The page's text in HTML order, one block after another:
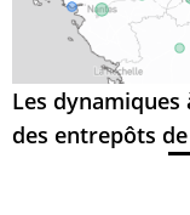
Les
des entrepôts